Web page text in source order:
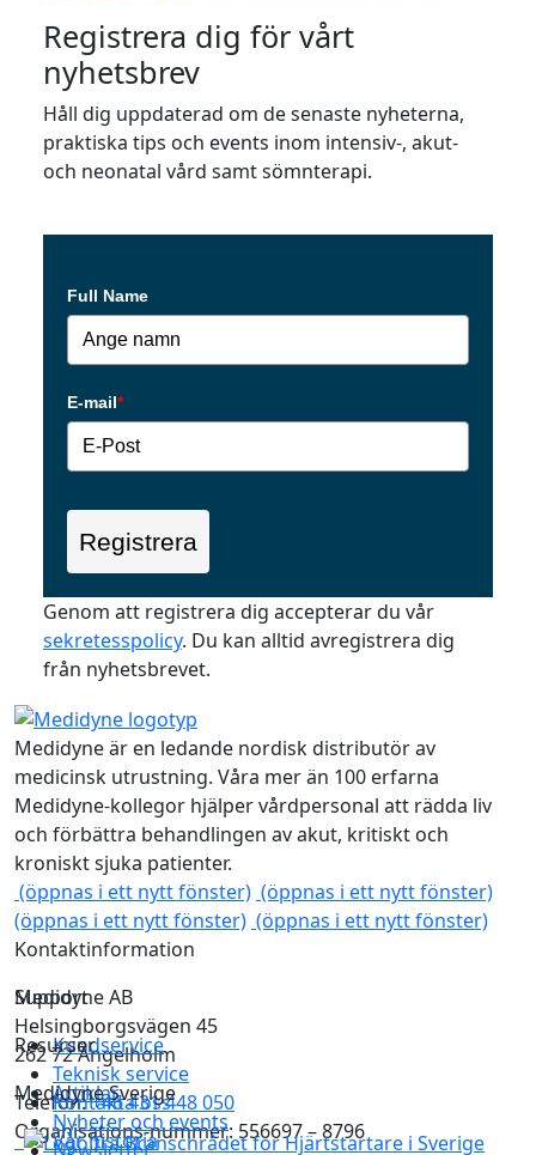
Registrera dig för vårt
nyhetsbrev
Håll dig uppdaterad om de senaste nyheterna,
praktiska tips och events inom intensiv-, akut-
och neonatal vård samt sömnterapi.
Full Name
E-mail*
Registrera
Genom att registrera dig accepterar du vår
sekretesspolicy. Du kan alltid avregistrera dig
från nyhetsbrevet.
Medidyne är en ledande nordisk distributör av
medicinsk utrustning. Våra mer än 100 erfarna
Medidyne-kollegor hjälper vårdpersonal att rädda liv
och förbättra behandlingen av akut, kritiskt och
kroniskt sjuka patienter.
(öppnas i ett nytt fönster) (öppnas i ett nytt fönster)
(öppnas i ett nytt fönster) (öppnas i ett nytt fönster)
Kontaktinformation
Medidyne AB
Helsingborgsvägen 45
262 72 Ängelholm
Telefon:+46 431 448 050
Organisations-nummer: 556697 – 8796
Support
Kundservice
Teknisk service
Kontakta oss
Resurser
Artiklar
Nyheter och events
Medidyne Sverige
Vår historia